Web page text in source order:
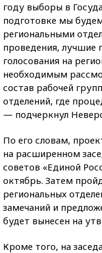
году выборы в
подготовке мы
региональными
проведения, лучшие
голосования на
необходимым
состав рабочей
отделений, где
— подчеркнул
По его словам,
на расширенном
советов «Единой
октябрь. Затем
региональных
замечаний и
будет вынесен на
Кроме того, на